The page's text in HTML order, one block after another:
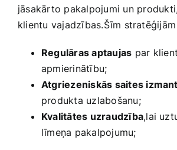
jāsakārto‍ pakalpojumi ‍un⁤
klientu vajadzības.Šīm
Regulāras aptaujas ⁤par‌
apmierinātību;
Atgriezeniskās ‌saites
produkta ‍uzlabošanu;
Kvalitātes uzraudzība,lai
līmeņa pakalpojumu;